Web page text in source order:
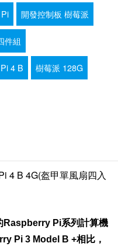
開發控制板 樹莓派
件組
4 B 樹莓派 128G
4 B 4G(盔甲單風扇四入
Raspberry Pi系列計算機
Pi 3 Model B +相比，